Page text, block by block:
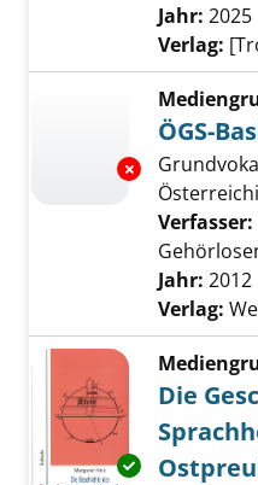
Jahr: 2025
Verlag:
Exemplar-
ÖGS-
Verfasser:
Jahr: 2012
Verlag:
Exemplar-
Die